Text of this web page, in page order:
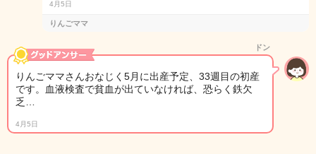
4月5日
りんごママ
ドン
りんごママさんおなじく5月に出産予定、33週目の初産
です。血液検査で貧血が出ていなければ、恐らく鉄欠
乏…
4月5日